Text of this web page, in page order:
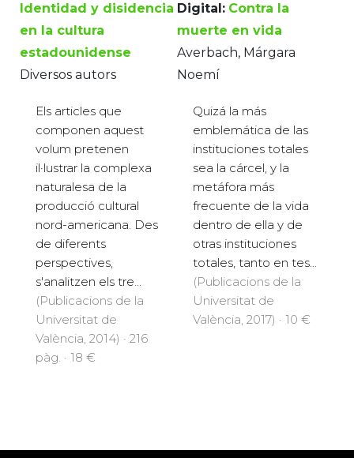
Identidad y disidencia
en la cultura
estadounidense
Diversos autors
Els articles que
componen aquest
volum pretenen
il·lustrar la complexa
naturalesa de la
producció cultural
nord-americana. Des
de diferents
perspectives,
s'analitzen els tre...
(Publicacions de la
Universitat de
València, 2014) · 216
pàg. · 18 €
Digital: Contra la
muerte en vida
Averbach, Márgara
Noemí
Quizá la más
emblemática de las
instituciones totales
sea la cárcel, y la
metáfora más
frecuente de la vida
dentro de ella y de
otras instituciones
totales, tanto en tes...
(Publicacions de la
Universitat de
València, 2017) · 10 €